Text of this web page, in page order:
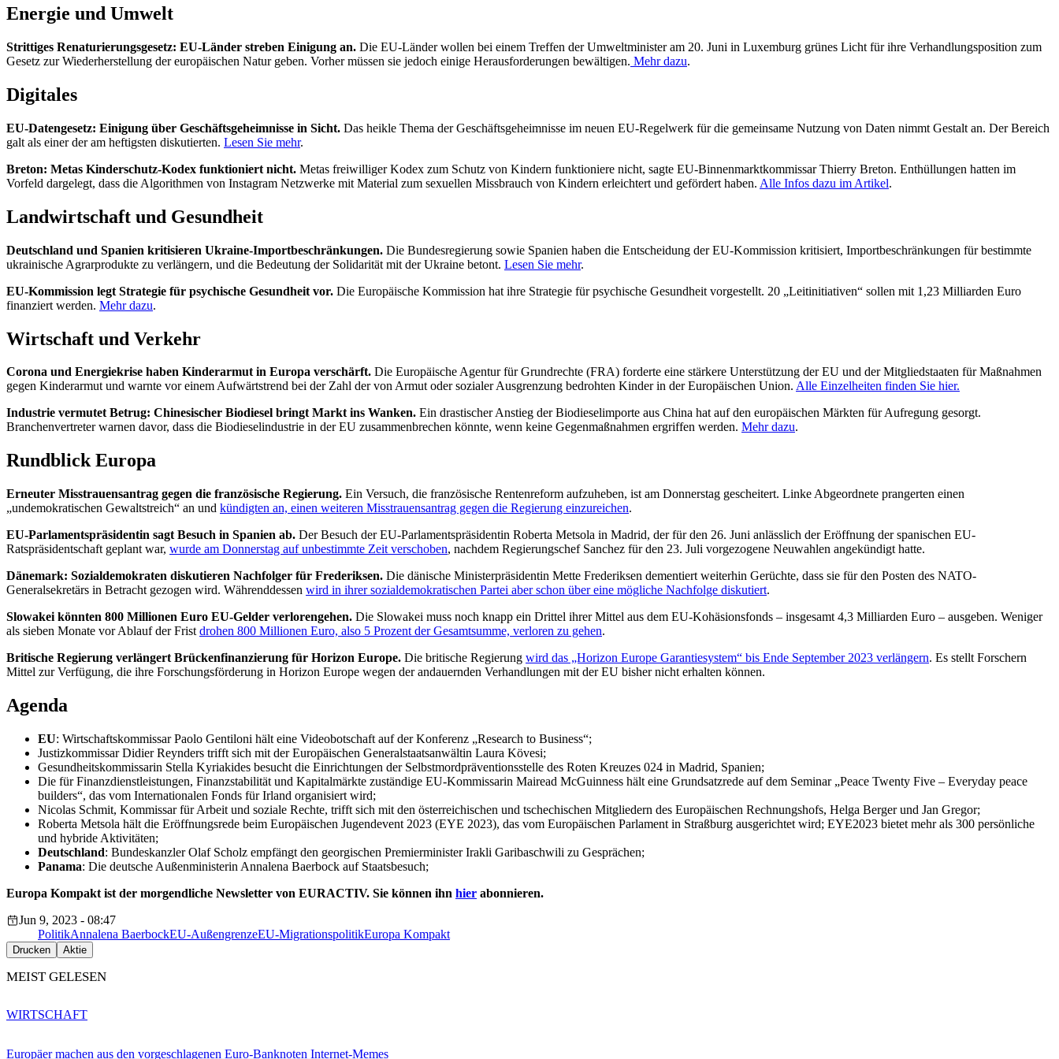
Energie und Umwelt
Strittiges Renaturierungsgesetz: EU-Länder streben Einigung an. Die EU-Länder wollen bei einem Treffen der Umweltminister am 20. Juni in Luxemburg grünes Licht für ihre Verhandlungsposition zum
Gesetz zur Wiederherstellung der europäischen Natur geben. Vorher müssen sie jedoch einige Herausforderungen bewältigen. Mehr dazu.
Digitales
EU-Datengesetz: Einigung über Geschäftsgeheimnisse in Sicht. Das heikle Thema der Geschäftsgeheimnisse im neuen EU-Regelwerk für die gemeinsame Nutzung von Daten nimmt Gestalt an. Der Bereich
galt als einer der am heftigsten diskutierten. Lesen Sie mehr.
Breton: Metas Kinderschutz-Kodex funktioniert nicht. Metas freiwilliger Kodex zum Schutz von Kindern funktioniere nicht, sagte EU-Binnenmarktkommissar Thierry Breton. Enthüllungen hatten im
Vorfeld dargelegt, dass die Algorithmen von Instagram Netzwerke mit Material zum sexuellen Missbrauch von Kindern erleichtert und gefördert haben. Alle Infos dazu im Artikel.
Landwirtschaft und Gesundheit
Deutschland und Spanien kritisieren Ukraine-Importbeschränkungen. Die Bundesregierung sowie Spanien haben die Entscheidung der EU-Kommission kritisiert, Importbeschränkungen für bestimmte
ukrainische Agrarprodukte zu verlängern, und die Bedeutung der Solidarität mit der Ukraine betont. Lesen Sie mehr.
EU-Kommission legt Strategie für psychische Gesundheit vor. Die Europäische Kommission hat ihre Strategie für psychische Gesundheit vorgestellt. 20 „Leitinitiativen“ sollen mit 1,23 Milliarden Euro
finanziert werden. Mehr dazu.
Wirtschaft und Verkehr
Corona und Energiekrise haben Kinderarmut in Europa verschärft. Die Europäische Agentur für Grundrechte (FRA) forderte eine stärkere Unterstützung der EU und der Mitgliedstaaten für Maßnahmen
gegen Kinderarmut und warnte vor einem Aufwärtstrend bei der Zahl der von Armut oder sozialer Ausgrenzung bedrohten Kinder in der Europäischen Union. Alle Einzelheiten finden Sie hier.
Industrie vermutet Betrug: Chinesischer Biodiesel bringt Markt ins Wanken. Ein drastischer Anstieg der Biodieselimporte aus China hat auf den europäischen Märkten für Aufregung gesorgt.
Branchenvertreter warnen davor, dass die Biodieselindustrie in der EU zusammenbrechen könnte, wenn keine Gegenmaßnahmen ergriffen werden. Mehr dazu.
Rundblick Europa
Erneuter Misstrauensantrag gegen die französische Regierung. Ein Versuch, die französische Rentenreform aufzuheben, ist am Donnerstag gescheitert. Linke Abgeordnete prangerten einen
„undemokratischen Gewaltstreich“ an und kündigten an, einen weiteren Misstrauensantrag gegen die Regierung einzureichen.
EU-Parlamentspräsidentin sagt Besuch in Spanien ab. Der Besuch der EU-Parlamentspräsidentin Roberta Metsola in Madrid, der für den 26. Juni anlässlich der Eröffnung der spanischen EU-
Ratspräsidentschaft geplant war, wurde am Donnerstag auf unbestimmte Zeit verschoben, nachdem Regierungschef Sanchez für den 23. Juli vorgezogene Neuwahlen angekündigt hatte.
Dänemark: Sozialdemokraten diskutieren Nachfolger für Frederiksen. Die dänische Ministerpräsidentin Mette Frederiksen dementiert weiterhin Gerüchte, dass sie für den Posten des NATO-
Generalsekretärs in Betracht gezogen wird. Währenddessen wird in ihrer sozialdemokratischen Partei aber schon über eine mögliche Nachfolge diskutiert.
Slowakei könnten 800 Millionen Euro EU-Gelder verlorengehen. Die Slowakei muss noch knapp ein Drittel ihrer Mittel aus dem EU-Kohäsionsfonds – insgesamt 4,3 Milliarden Euro – ausgeben. Weniger
als sieben Monate vor Ablauf der Frist drohen 800 Millionen Euro, also 5 Prozent der Gesamtsumme, verloren zu gehen.
Britische Regierung verlängert Brückenfinanzierung für Horizon Europe. Die britische Regierung wird das „Horizon Europe Garantiesystem“ bis Ende September 2023 verlängern. Es stellt Forschern
Mittel zur Verfügung, die ihre Forschungsförderung in Horizon Europe wegen der andauernden Verhandlungen mit der EU bisher nicht erhalten können.
Agenda
EU: Wirtschaftskommissar Paolo Gentiloni hält eine Videobotschaft auf der Konferenz „Research to Business“;
Justizkommissar Didier Reynders trifft sich mit der Europäischen Generalstaatsanwältin Laura Kövesi;
Gesundheitskommissarin Stella Kyriakides besucht die Einrichtungen der Selbstmordpräventionsstelle des Roten Kreuzes 024 in Madrid, Spanien;
Die für Finanzdienstleistungen, Finanzstabilität und Kapitalmärkte zuständige EU-Kommissarin Mairead McGuinness hält eine Grundsatzrede auf dem Seminar „Peace Twenty Five – Everyday peace
builders“, das vom Internationalen Fonds für Irland organisiert wird;
Nicolas Schmit, Kommissar für Arbeit und soziale Rechte, trifft sich mit den österreichischen und tschechischen Mitgliedern des Europäischen Rechnungshofs, Helga Berger und Jan Gregor;
Roberta Metsola hält die Eröffnungsrede beim Europäischen Jugendevent 2023 (EYE 2023), das vom Europäischen Parlament in Straßburg ausgerichtet wird; EYE2023 bietet mehr als 300 persönliche
und hybride Aktivitäten;
Deutschland: Bundeskanzler Olaf Scholz empfängt den georgischen Premierminister Irakli Garibaschwili zu Gesprächen;
Panama: Die deutsche Außenministerin Annalena Baerbock auf Staatsbesuch;
Europa Kompakt ist der morgendliche Newsletter von EURACTIV. Sie können ihn hier abonnieren.
Jun 9, 2023 - 08:47
PolitikAnnalena BaerbockEU-AußengrenzeEU-MigrationspolitikEuropa Kompakt
Drucken Aktie
MEIST GELESEN
Europäer machen aus den vorgeschlagenen Euro-Banknoten Internet-Memes
WIRTSCHAFT